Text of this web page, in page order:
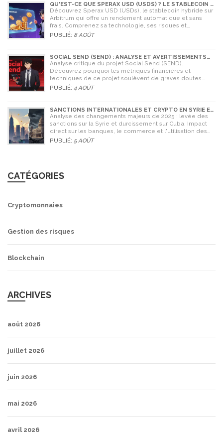
QU'EST-CE QUE SPERAX USD (USDS) ? LE STABLECOIN À
RENDEMENT AUTOMATIQUE
Découvrez Sperax USD (USDs), le stablecoin hybride sur
Arbitrum qui offre un rendement automatique et sans
frais. Comprenez sa technologie, ses risques et
comment l'utiliser en 2026.
PUBLIÉ: 8 AOÛT
SOCIAL SEND (SEND) : ANALYSE ET AVERTISSEMENTS
CRITIQUES POUR 2026
Analyse critique du projet Social Send (SEND).
Découvrez pourquoi les métriques financières et
techniques de ce projet soulèvent de graves doutes
quant à sa légitimité en 2026.
PUBLIÉ: 4 AOÛT
SANCTIONS INTERNATIONALES ET CRYPTO EN SYRIE ET
CUBA : L'IMPACT MAJEUR DE 2025
Analyse des changements majeurs de 2025 : levée des
sanctions sur la Syrie et durcissement sur Cuba. Impact
direct sur les banques, le commerce et l'utilisation des
cryptomonnaies comme Bitcoin.
PUBLIÉ: 5 AOÛT
CATÉGORIES
Cryptomonnaies
Gestion des risques
Blockchain
ARCHIVES
août 2026
juillet 2026
juin 2026
mai 2026
avril 2026